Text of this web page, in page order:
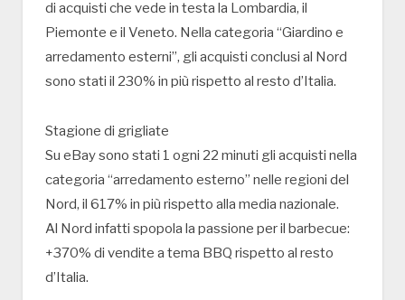
di acquisti che vede in testa la Lombardia, il
Piemonte e il Veneto. Nella categoria “Giardino e
arredamento esterni”, gli acquisti conclusi al Nord
sono stati il 230% in più rispetto al resto d’Italia.
Stagione di grigliate
Su eBay sono stati 1 ogni 22 minuti gli acquisti nella
categoria “arredamento esterno” nelle regioni del
Nord, il 617% in più rispetto alla media nazionale.
Al Nord infatti spopola la passione per il barbecue:
+370% di vendite a tema BBQ rispetto al resto
d’Italia.